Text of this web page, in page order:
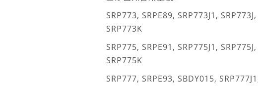
SRP773, SRPE89, SRP773J1,
SRP773K
SRP775, SRPE91, SRP775J1,
SRP775K
SRP777, SRPE93, SBDY015,